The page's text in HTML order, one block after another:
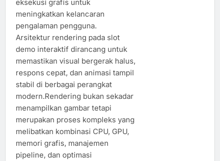
eksekusi grafis untuk
meningkatkan kelancaran
pengalaman pengguna.
Arsitektur rendering pada slot
demo interaktif dirancang untuk
memastikan visual bergerak halus,
respons cepat, dan animasi tampil
stabil di berbagai perangkat
modern.Rendering bukan sekadar
menampilkan gambar tetapi
merupakan proses kompleks yang
melibatkan kombinasi CPU, GPU,
memori grafis, manajemen
pipeline, dan optimasi